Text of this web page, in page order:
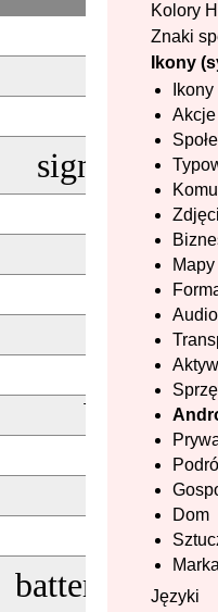
Kolory
Znaki
Ikony
Mapy
Dom
Marka
Języki
wifi
widgets
android
storage
pin